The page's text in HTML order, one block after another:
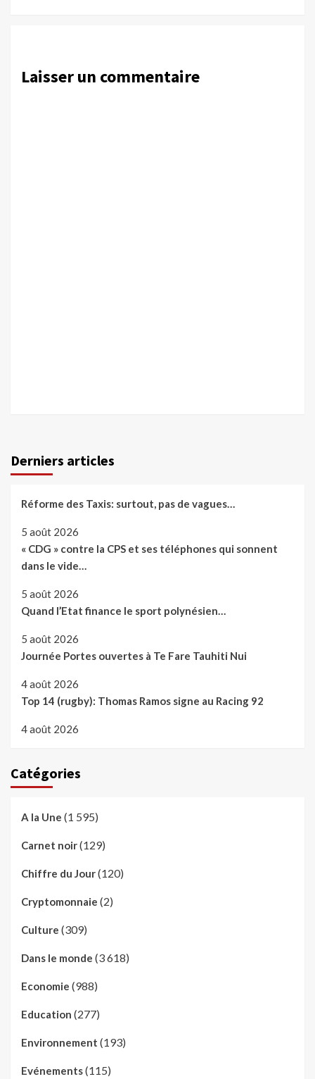
Laisser un commentaire
Derniers articles
Réforme des Taxis: surtout, pas de vagues…
5 août 2026
« CDG » contre la CPS et ses téléphones qui sonnent
dans le vide…
5 août 2026
Quand l’Etat finance le sport polynésien…
5 août 2026
Journée Portes ouvertes à Te Fare Tauhiti Nui
4 août 2026
Top 14 (rugby): Thomas Ramos signe au Racing 92
4 août 2026
Catégories
A la Une (1 595)
Carnet noir(129)
Chiffre du Jour(120)
Cryptomonnaie (2)
Culture (309)
Dans le monde (3 618)
Economie (988)
Education (277)
Environnement (193)
Evénements(115)